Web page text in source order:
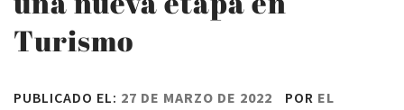
Turismo
PUBLICADO EL: 27 DE MARZO DE 2022 POR EL